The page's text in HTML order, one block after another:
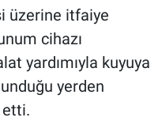
üzerine itfaiye
cihazı
yardımıyla kuyuya
yerden
etti.